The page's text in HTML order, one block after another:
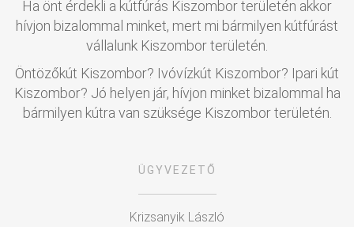
Ha önt érdekli a kútfúrás Kiszombor területén akkor
hívjon bizalommal minket, mert mi bármilyen kútfúrást
vállalunk Kiszombor területén.
Öntözőkút Kiszombor? Ivóvízkút Kiszombor? Ipari kút
Kiszombor? Jó helyen jár, hívjon minket bizalommal ha
bármilyen kútra van szüksége Kiszombor területén.
ÜGYVEZETŐ
Krizsanyik László